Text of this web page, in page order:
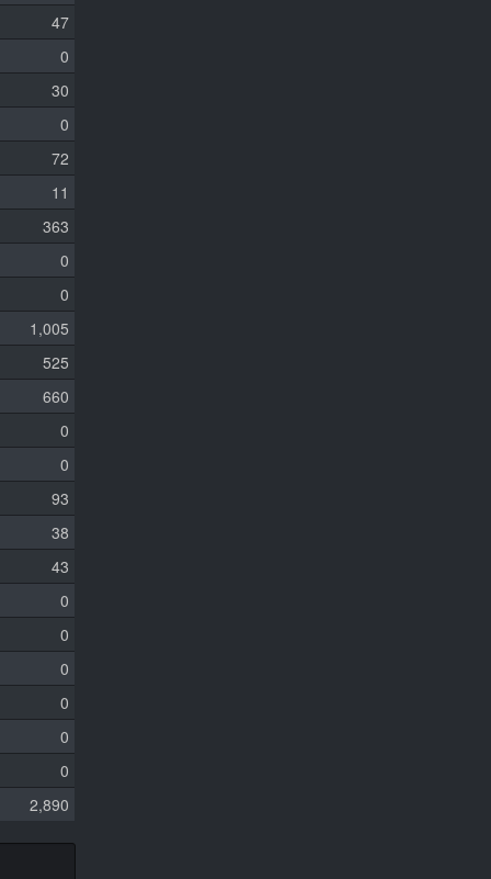
47
0
30
0
72
11
363
0
0
1,005
525
660
0
0
93
38
43
0
0
0
0
0
0
2,890